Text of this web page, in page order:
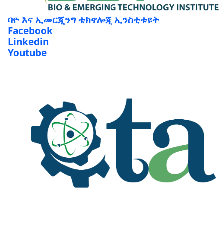
ባዮ እና ኢመርጂንግ ቴክኖሎጂ ኢንስቲቱዩት
Facebook
Linkedin
Youtube